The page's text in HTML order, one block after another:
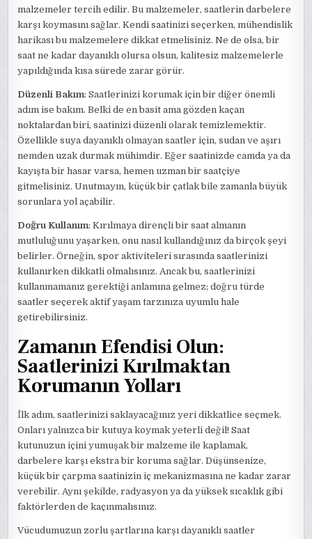
malzemeler tercih edilir. Bu malzemeler, saatlerin darbelere
karşı koymasını sağlar. Kendi saatinizi seçerken, mühendislik
harikası bu malzemelere dikkat etmelisiniz. Ne de olsa, bir
saat ne kadar dayanıklı olursa olsun, kalitesiz malzemelerle
yapıldığında kısa sürede zarar görür.
Düzenli Bakım: Saatlerinizi korumak için bir diğer önemli
adım ise bakım. Belki de en basit ama gözden kaçan
noktalardan biri, saatinizi düzenli olarak temizlemektir.
Özellikle suya dayanıklı olmayan saatler için, sudan ve aşırı
nemden uzak durmak mühimdir. Eğer saatinizde camda ya da
kayışta bir hasar varsa, hemen uzman bir saatçiye
gitmelisiniz. Unutmayın, küçük bir çatlak bile zamanla büyük
sorunlara yol açabilir.
Doğru Kullanım: Kırılmaya dirençli bir saat almanın
mutluluğunu yaşarken, onu nasıl kullandığınız da birçok şeyi
belirler. Örneğin, spor aktiviteleri sırasında saatlerinizi
kullanırken dikkatli olmalısınız. Ancak bu, saatlerinizi
kullanmamanız gerektiği anlamına gelmez; doğru türde
saatler seçerek aktif yaşam tarzınıza uyumlu hale
getirebilirsiniz.
Zamanın Efendisi Olun:
Saatlerinizi Kırılmaktan
Korumanın Yolları
İlk adım, saatlerinizi saklayacağınız yeri dikkatlice seçmek.
Onları yalnızca bir kutuya koymak yeterli değil! Saat
kutunuzun içini yumuşak bir malzeme ile kaplamak,
darbelere karşı ekstra bir koruma sağlar. Düşünsenize,
küçük bir çarpma saatinizin iç mekanizmasına ne kadar zarar
verebilir. Aynı şekilde, radyasyon ya da yüksek sıcaklık gibi
faktörlerden de kaçınmalısınız.
Vücudumuzun zorlu şartlarına karşı dayanıklı saatler